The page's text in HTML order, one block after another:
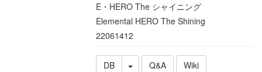
E・HERO The シャイニング
Elemental HERO The Shining
22061412
DB Q&A
Wiki